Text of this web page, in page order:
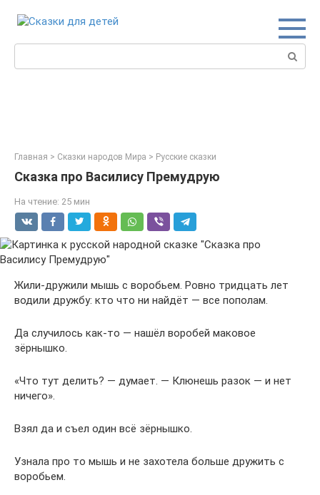
Поиск:
Главная > Сказки народов Мира > Русские сказки
Сказка про Василису Премудрую
На чтение: 25 мин
Жили-дружили мышь с воробьем. Ровно тридцать лет
водили дружбу: кто что ни найдёт — все пополам.
Да случилось как-то — нашёл воробей маковое
зёрнышко.
«Что тут делить? — думает. — Клюнешь разок — и нет
ничего».
Взял да и съел один всё зёрнышко.
Узнала про то мышь и не захотела больше дружить с
воробьем.